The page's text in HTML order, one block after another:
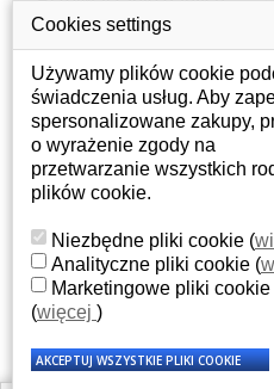
W
cały
JAK WYBRAĆ
DO LAPTOPA SONY
Odpowiedni ekran
konkretnego modelu
oznaczenie można
na spodzie laptopa lub
obudowie klawiatury.
osobowych
Gdzie nas znajdziesz
Twoje konto
Twoje konto
Dane osobowe
Adresy
Historia zamówień
Cookies settings
Używamy plików cookie
świadczenia usług. Aby
spersonalizowane zakupy,
o wyrażenie zgody na
przetwarzanie wszystkich
plików cookie.
Niezbędne pliki cookie (
Analityczne pliki cookie (
Marketingowe pliki cookie
(więcej )